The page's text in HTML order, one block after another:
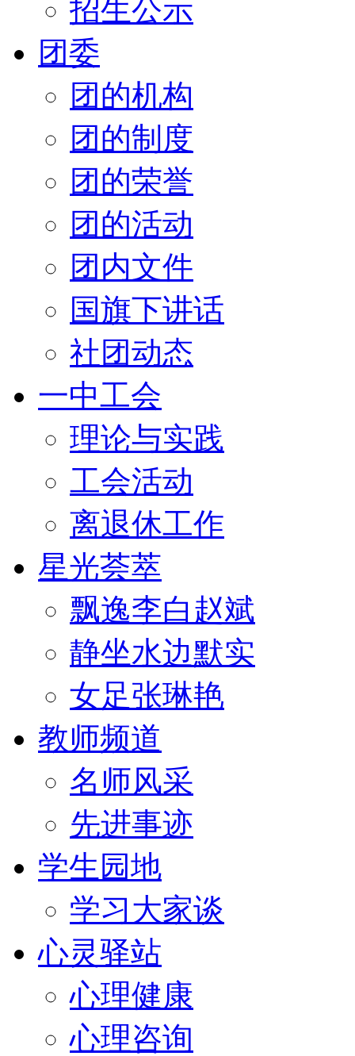
招生公示
团委
团的机构
团的制度
团的荣誉
团的活动
团内文件
国旗下讲话
社团动态
一中工会
理论与实践
工会活动
离退休工作
星光荟萃
飘逸李白赵斌
静坐水边默实
女足张琳艳
教师频道
名师风采
先进事迹
学生园地
学习大家谈
心灵驿站
心理健康
心理咨询